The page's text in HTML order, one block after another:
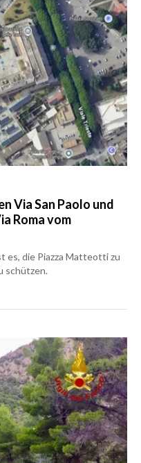
Via San Paolo und
Roma vom
es, die Piazza Matteotti zu
schützen.